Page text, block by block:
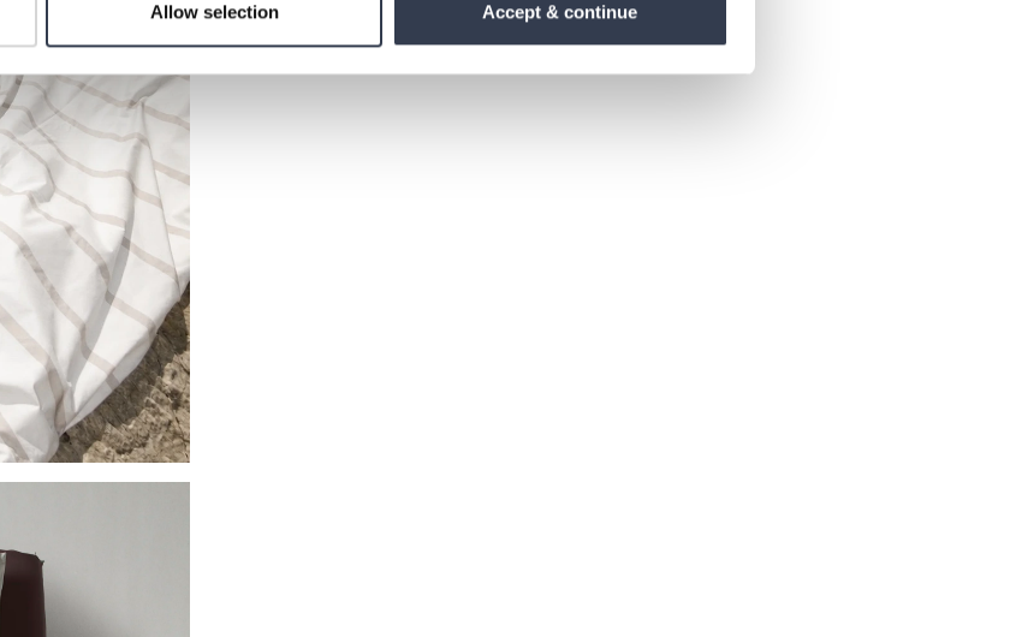
Allow selection Accept & continue